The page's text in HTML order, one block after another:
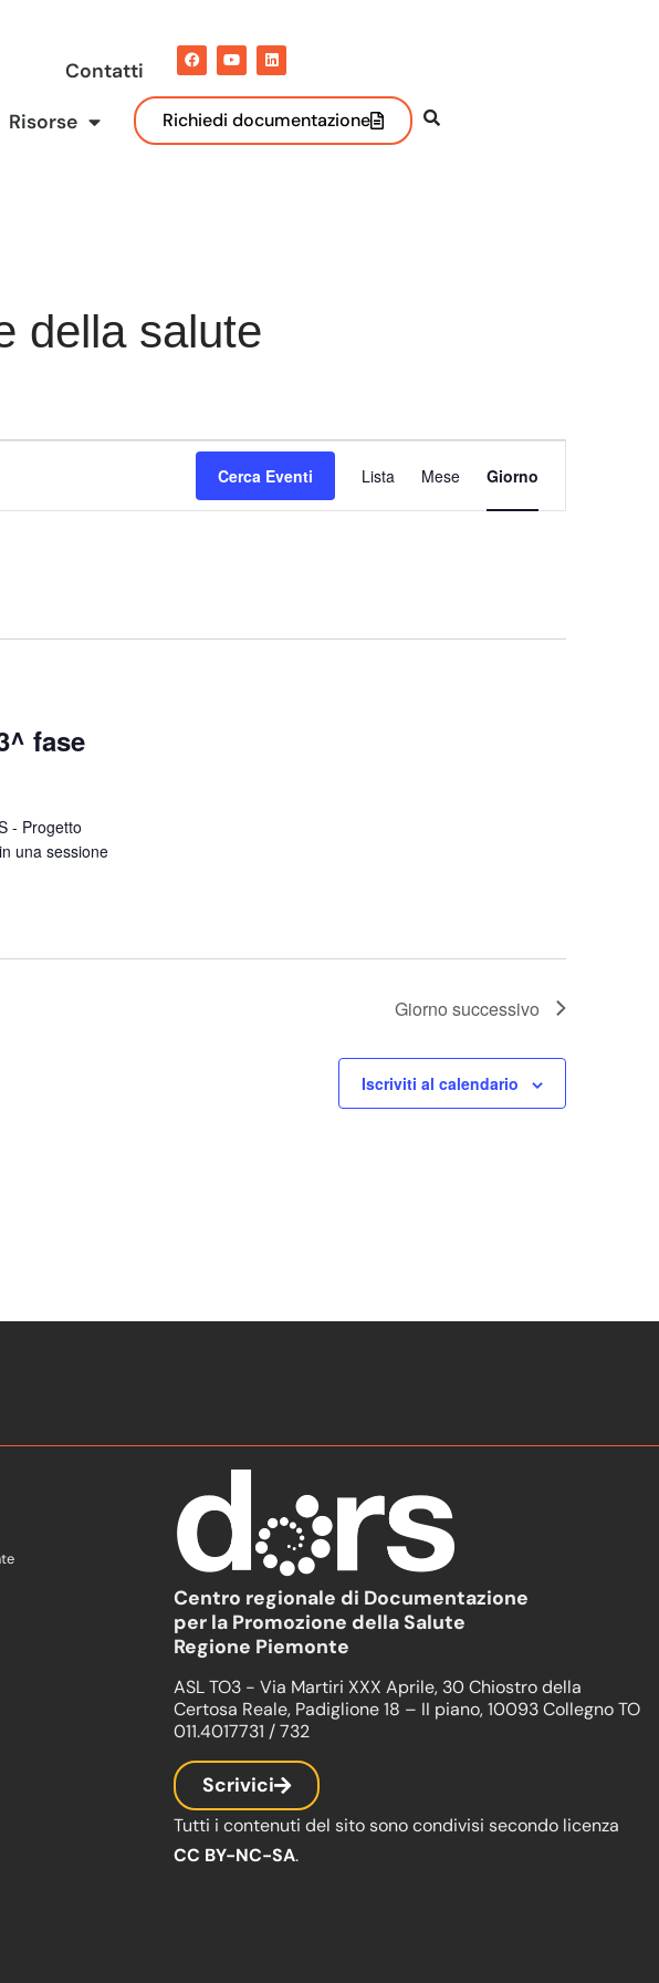
Contatti
Risorse Richiedi documentazione
della salute
Cerca Eventi
Evento
Viste
Lista Mese Giorno
fase
- Progetto
una sessione
Giorno successivo
Iscriviti al calendario
Centro regionale di Documentazione
per la Promozione della Salute
Regione Piemonte
ASL TO3 - Via Martiri XXX Aprile, 30 Chiostro della
Certosa Reale, Padiglione 18 – II piano, 10093 Collegno TO
011.4017731 / 732
Scrivici
Tutti i contenuti del sito sono condivisi secondo licenza
CC BY-NC-SA.